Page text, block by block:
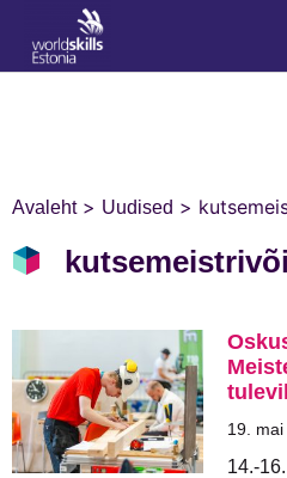
Avaleht> Uudised >
19.
14.-